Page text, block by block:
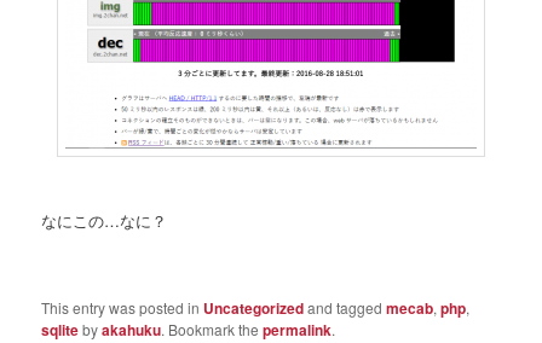
なにこの…なに？
This entry was posted in Uncategorizedand taggedmecab,php,
sqlitebyakahuku. Bookmark thepermalink.